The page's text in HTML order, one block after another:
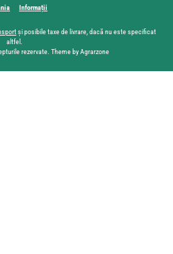
Informații
și posibile taxe de livrare, dacă nu este specificat
altfel.
rezervate. Theme by Agrarzone